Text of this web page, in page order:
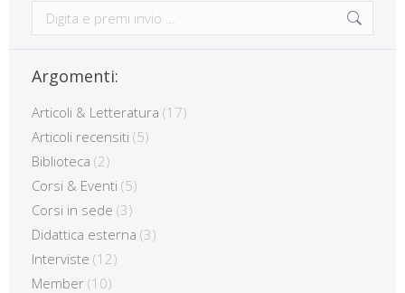
Cerca:
Argomenti:
Articoli & Letteratura (17)
Articoli recensiti (5)
Biblioteca (2)
Corsi & Eventi (5)
Corsi in sede (3)
Didattica esterna (3)
Interviste (12)
Member (10)